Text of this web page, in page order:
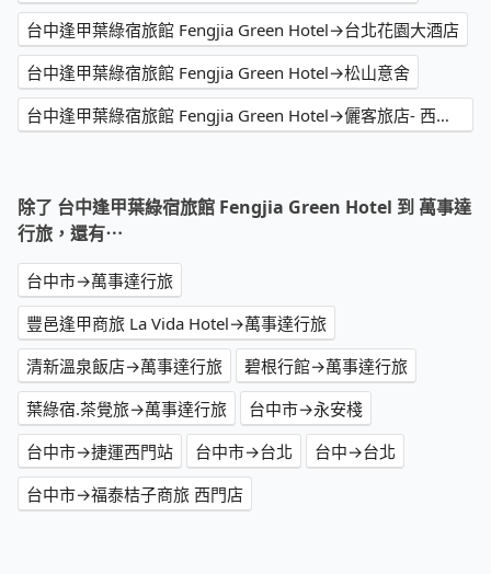
台中逢甲葉綠宿旅館 Fengjia Green Hotel→台北花園大酒店
台中逢甲葉綠宿旅館 Fengjia Green Hotel→松山意舍
台中逢甲葉綠宿旅館 Fengjia Green Hotel→儷客旅店- 西門町館
除了 台中逢甲葉綠宿旅館 Fengjia Green Hotel 到 萬事達
行旅，還有⋯
台中市→萬事達行旅
豐邑逢甲商旅 La Vida Hotel→萬事達行旅
清新溫泉飯店→萬事達行旅
碧根行館→萬事達行旅
葉綠宿.茶覺旅→萬事達行旅
台中市→永安棧
台中市→捷運西門站
台中市→台北
台中→台北
台中市→福泰桔子商旅 西門店